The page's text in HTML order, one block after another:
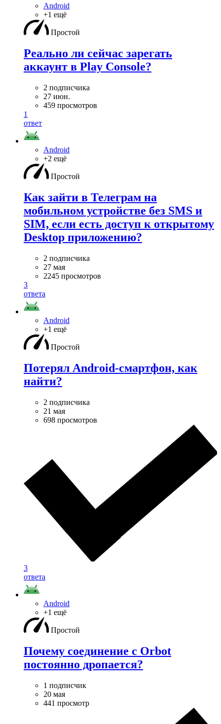
Android
+1 ещё
Простой
Реально ли сейчас зарегать
аккаунт в Play Console?
2 подписчика
27 июн.
459 просмотров
1
ответ
Android
+2 ещё
Простой
Как зайти в Телеграм на
мобильном устройстве без SMS и
SIM, если есть доступ к открытому
Desktop приложению?
2 подписчика
27 мая
2245 просмотров
3
ответа
Android
+1 ещё
Простой
Потерял Android-смартфон, как
найти?
2 подписчика
21 мая
698 просмотров
3
ответа
Android
+1 ещё
Простой
Почему соединение с Orbot
постоянно дропается?
1 подписчик
20 мая
441 просмотр